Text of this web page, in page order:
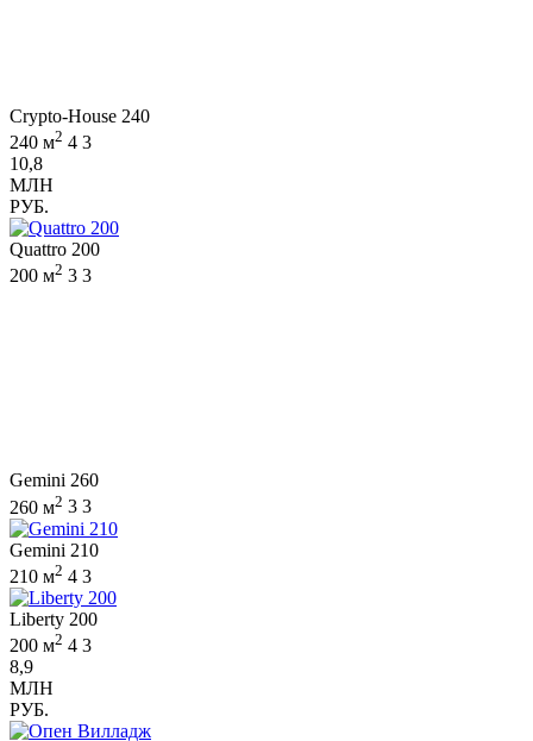
Crypto-House 240
240 м2 4 3
10,8
МЛН
РУБ.
Quattro 200
200 м2 3 3
Gemini 260
260 м2 3 3
Gemini 210
210 м2 4 3
Liberty 200
200 м2 4 3
8,9
МЛН
РУБ.